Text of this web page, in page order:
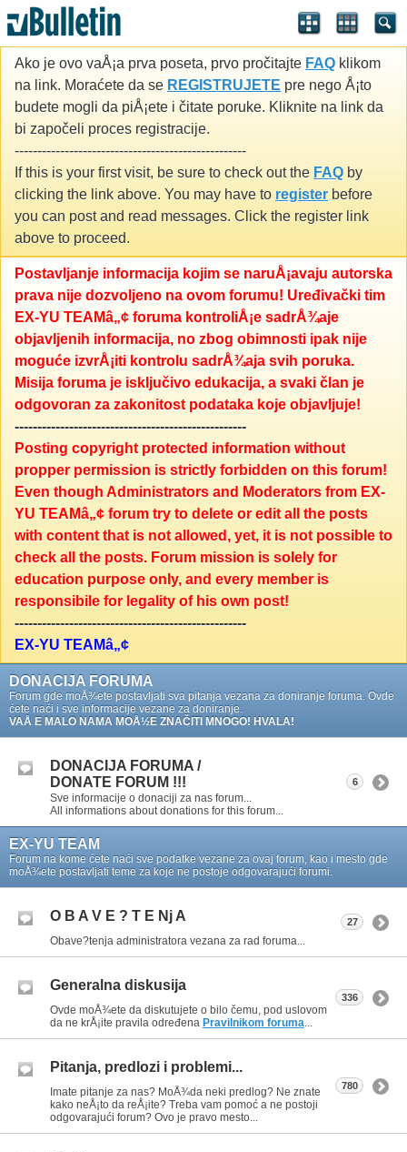
Ako je ovo vaÅ¡a prva poseta, prvo pročitajte FAQ klikom
na link. Moraćete da se REGISTRUJETE pre nego Å¡to
budete mogli da piÅ¡ete i čitate poruke. Kliknite na link da
bi započeli proces registracije.
---------------------------------------------------
If this is your first visit, be sure to check out the FAQ by
clicking the link above. You may have to register before
you can post and read messages. Click the register link
above to proceed.
Postavljanje informacija kojim se naruÅ¡avaju autorska
prava nije dozvoljeno na ovom forumu! Uređivački tim
EX-YU TEAMâ„¢ foruma kontroliÅ¡e sadrÅ¾aje
objavljenih informacija, no zbog obimnosti ipak nije
moguće izvrÅ¡iti kontrolu sadrÅ¾aja svih poruka.
Misija foruma je isključivo edukacija, a svaki član je
odgovoran za zakonitost podataka koje objavljuje!
---------------------------------------------------
Posting copyright protected information without
propper permission is strictly forbidden on this forum!
Even though Administrators and Moderators from EX-
YU TEAMâ„¢ forum try to delete or edit all the posts
with content that is not allowed, yet, it is not possible to
check all the posts. Forum mission is solely for
education purpose only, and every member is
responsibile for legality of his own post!
---------------------------------------------------
EX-YU TEAMâ„¢
DONACIJA FORUMA
Forum gde moÅ¾ete postavljati sva pitanja vezana za doniranje foruma. Ovde
ćete naći i sve informacije vezane za doniranje.
VAÅ E MALO NAMA MOÅ½E ZNAČITI MNOGO! HVALA!
DONACIJA FORUMA /
DONATE FORUM !!!
Sve informacije o donaciji za nas forum...
All informations about donations for this forum...
6
EX-YU TEAM
Forum na kome ćete naći sve podatke vezane za ovaj forum, kao i mesto gde
moÅ¾ete postavljati teme za koje ne postoje odgovarajući forumi.
O B A V E ? T E Nj A
Obave?tenja administratora vezana za rad foruma...
27
Generalna diskusija
Ovde moÅ¾ete da diskutujete o bilo čemu, pod uslovom
da ne krÅ¡ite pravila određena Pravilnikom foruma
336
Pitanja, predlozi i problemi...
Imate pitanje za nas? MoÅ¾da neki predlog? Ne znate
kako neÅ¡to da reÅ¡ite? Treba vam pomoć a ne postoji
odgovarajući forum? Ovo je pravo mesto...
780